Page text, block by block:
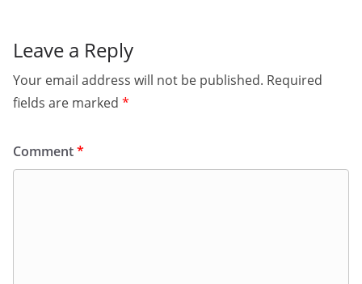
Leave a Reply
Your email address will not be published. Required
fields are marked *
Comment*